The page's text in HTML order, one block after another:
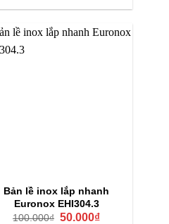
Bản lề inox lắp nhanh
Euronox EHI304.3
100.000₫ Giá
50.000₫Giá